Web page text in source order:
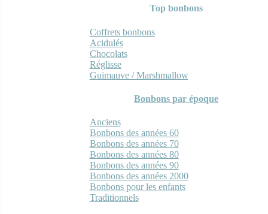
Top bonbons
Coffrets bonbons
Acidulés
Chocolats
Réglisse
Guimauve / Marshmallow
Bonbons par époque
Anciens
Bonbons des années 60
Bonbons des années 70
Bonbons des années 80
Bonbons des années 90
Bonbons des années 2000
Bonbons pour les enfants
Traditionnels